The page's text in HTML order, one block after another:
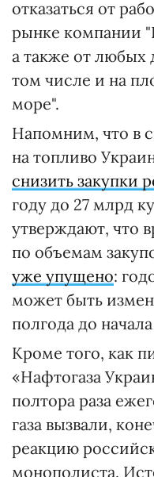
отказаться от
рынке компании
а также от любых
том числе и на
море".
Напомним, что в
на топливо
снизить закупки
году до 27 млрд
утверждают, что
по объемам
уже упущено:
может быть
полгода до
Кроме того, как
«Нафтогаза
полтора раза
газа вызвали,
реакцию
монополиста.